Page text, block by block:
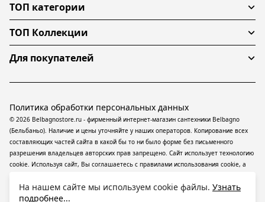
ТОП категории
ТОП Коллекции
Для покупателей
© 2026 Belbagnostore.ru - фирменный интернет-магазин сантехники Belbagno
(Бельбаньо). Наличие и цены уточняйте у наших операторов. Копирование всех
составляющих частей сайта в какой бы то ни было форме без письменного
разрешения владельцев авторских прав запрещено. Сайт использует технологию
cookie. Используя сайт, Вы соглашаетесь с правилами использования cookie, а
ресурсе применяютсярекомендательные технологии(информационные
технологии предоставления информации на основе сбора, систематизации и
Политика обработки персональных данных
На нашем сайте мы используем cookie файлы. Узнать
подробнее...